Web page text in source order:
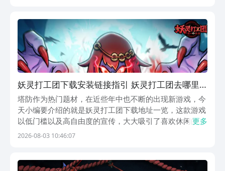
妖灵打工团下载安装链接指引 妖灵打工团去哪里
下载
塔防作为热门题材，在近些年中也不断的出现新游戏，今
天小编要介绍的就是妖灵打工团下载地址一览，这款游戏
以低门槛以及高自由度的宣传，大大吸引了喜欢休闲的玩
家们，作为以地府判官和中国民俗所融合的一款游戏，他
细...
更多
2026-08-03 10:46:07